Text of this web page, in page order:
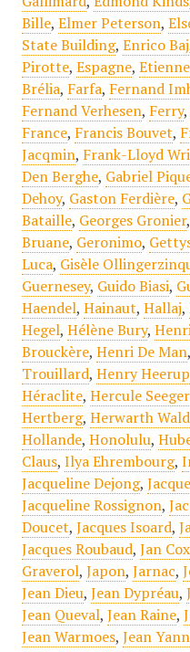
Bille, Elmer Peterson,
State Building, Enrico Baj
Pirotte, Espagne,
Brélia, Farfa, Fernand
Fernand Verhesen, Ferry,
France, Francis Bouvet,
Jacqmin, Frank-Lloyd
Den Berghe, Gabriel
Dehoy, Gaston Ferdière,
Bataille, Georges Gronier,
Bruane, Geronimo,
Luca, Gisèle
Guernesey, Guido Biasi,
Haendel, Hainaut, Hallaj,
Hegel, Hélène Bury,
Brouckère, Henri De Man,
Trouillard, Henry Heerup
Héraclite, Hercule
Hertberg, Herwarth
Hollande, Honolulu,
Claus, Ilya Ehrembourg,
Jacqueline Dejong,
Jacqueline Rossignon,
Doucet, Jacques Isoard,
Jacques Roubaud, Jan Cox
Graverol, Japon, Jarnac,
Jean Dieu, Jean Dypréau,
Jean Queval, Jean Raine,
Jean Warmoes, Jean